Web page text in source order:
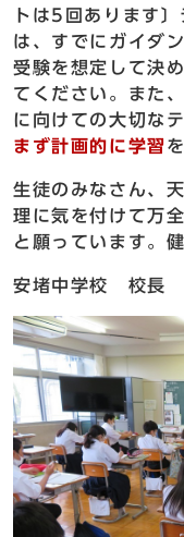
トは5回あります
は、すでにガイダ
受験を想定して決
てください。また
に向けての大切な
まず計画的に学習
生徒のみなさん、
理に気を付けて万
と願っています。
安堵中学校 校長